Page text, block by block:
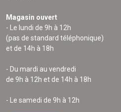
Magasin ouvert
- Le lundi de 9h à 12h
(pas de standard téléphonique)
et de 14h à 18h
- Du mardi au vendredi
de 9h à 12h et de 14h à 18h
- Le samedi de 9h à 12h